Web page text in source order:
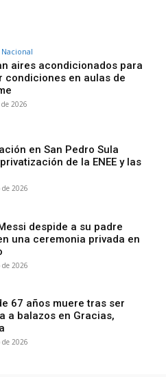
aires acondicionados para
condiciones en aulas de
de 2026
en San Pedro Sula
de la ENEE y las
de 2026
despide a su padre
una ceremonia privada en
de 2026
67 años muere tras ser
a balazos en Gracias,
de 2026